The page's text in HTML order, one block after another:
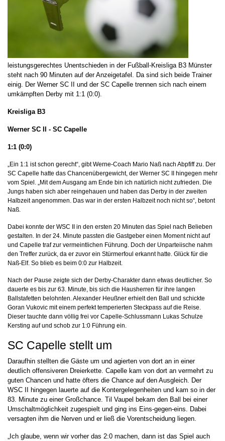
leistungsgerechtes Unentschieden in der Fußball-Kreisliga B3 Münster
steht nach 90 Minuten auf der Anzeigetafel. Da sind sich beide Trainer
einig. Der Werner SC II und der SC Capelle trennen sich nach einem
umkämpften Derby mit 1:1 (0:0).
Kreisliga B3
Werner SC II - SC Capelle
1:1 (0:0)
„Ein 1:1 ist schon gerecht“, gibt Werne-Coach Mario Naß nach Abpfiff zu. Der
SC Capelle hatte das Chancenübergewicht, der Werner SC II hingegen mehr
vom Spiel. „Mit dem Ausgang am Ende bin ich natürlich nicht zufrieden. Die
Jungs haben sich aber reingehauen und haben das Derby in der zweiten
Halbzeit angenommen. Das war in der ersten Halbzeit noch nicht so“, betont
Naß.
Dabei konnte der WSC II in den ersten 20 Minuten das Spiel nach Belieben
gestalten. In der 24. Minute passten die Gastgeber einen Moment nicht auf
und Capelle traf zur vermeintlichen Führung. Doch der Unparteiische nahm
den Treffer zurück, da er zuvor ein Stürmerfoul erkannt hatte. Glück für die
Naß-Elf. So blieb es beim 0:0 zur Halbzeit.
Nach der Pause zeigte sich der Derby-Charakter dann etwas deutlicher. So
dauerte es bis zur 63. Minute, bis sich die Hausherren für ihre langen
Ballstafetten belohnten. Alexander Heußner erhielt den Ball und schickte
Goran Vukovic mit einem perfekt temperierten Steckpass auf die Reise.
Dieser tauchte dann völlig frei vor Capelle-Schlussmann Lukas Schulze
Kersting auf und schob zur 1:0 Führung ein.
SC Capelle stellt um
Daraufhin stellten die Gäste um und agierten von dort an in einer
deutlich offensiveren Dreierkette. Capelle kam von dort an vermehrt zu
guten Chancen und hatte öfters die Chance auf den Ausgleich. Der
WSC II hingegen lauerte auf die Kontergelegenheiten und kam so in der
83. Minute zu einer Großchance. Til Vaupel bekam den Ball bei einer
Umschaltmöglichkeit zugespielt und ging ins Eins-gegen-eins. Dabei
versagten ihm die Nerven und er ließ die Vorentscheidung liegen.
„Ich glaube, wenn wir vorher das 2:0 machen, dann ist das Spiel auch